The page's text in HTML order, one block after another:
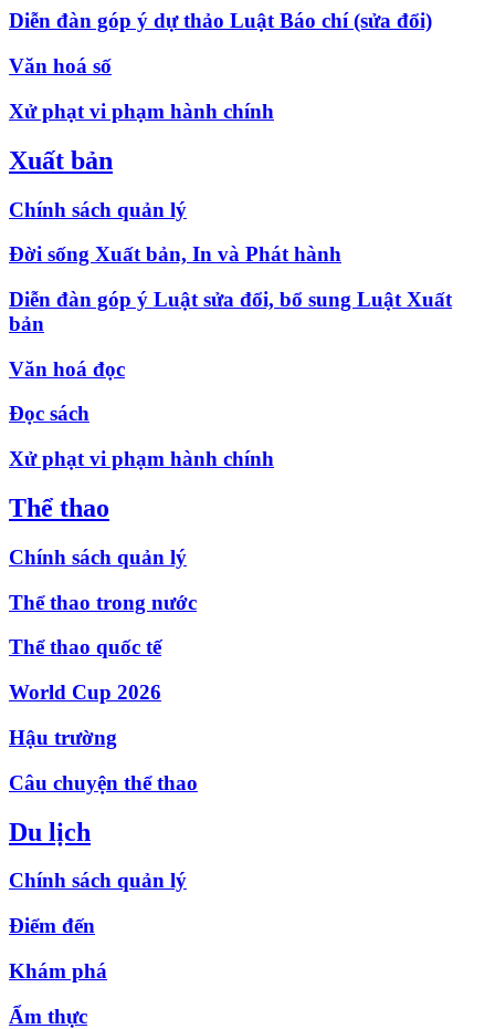
Diễn đàn góp ý dự thảo Luật Báo chí (sửa đổi)
Văn hoá số
Xử phạt vi phạm hành chính
Xuất bản
Chính sách quản lý
Đời sống Xuất bản, In và Phát hành
Diễn đàn góp ý Luật sửa đổi, bổ sung Luật Xuất
bản
Văn hoá đọc
Đọc sách
Xử phạt vi phạm hành chính
Thể thao
Chính sách quản lý
Thể thao trong nước
Thể thao quốc tế
World Cup 2026
Hậu trường
Câu chuyện thể thao
Du lịch
Chính sách quản lý
Điểm đến
Khám phá
Ẩm thực